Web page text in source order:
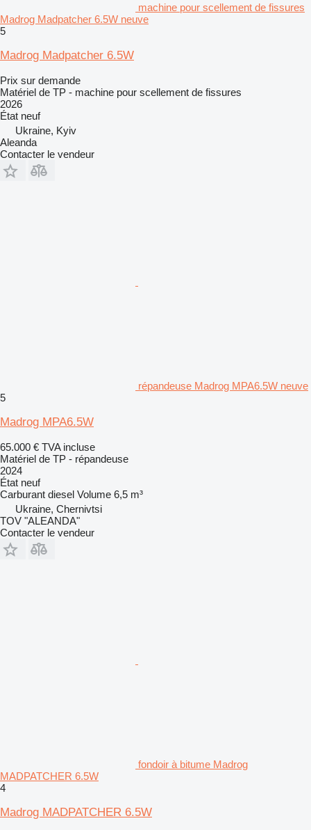
machine pour scellement de fissures
Madrog Madpatcher 6.5W neuve
5
Madrog Madpatcher 6.5W
Prix sur demande
Matériel de TP - machine pour scellement de fissures
2026
État neuf
Ukraine, Kyiv
Aleanda
Contacter le vendeur
répandeuse Madrog MPA6.5W neuve
5
Madrog MPA6.5W
65.000 € TVA incluse
Matériel de TP - répandeuse
2024
État neuf
Carburant diesel Volume 6,5 m³
Ukraine, Chernivtsi
TOV "ALEANDA"
Contacter le vendeur
fondoir à bitume Madrog
MADPATCHER 6.5W
4
Madrog MADPATCHER 6.5W